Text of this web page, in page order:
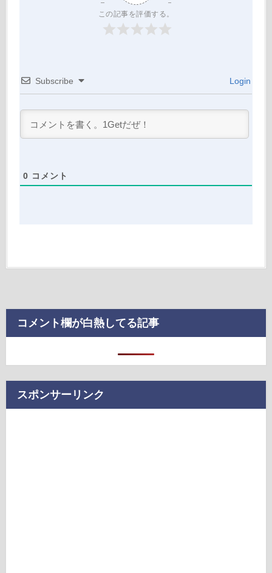
この記事を評価する。
Subscribe Login
0 コメント
コメント欄が白熱してる記事
スポンサーリンク